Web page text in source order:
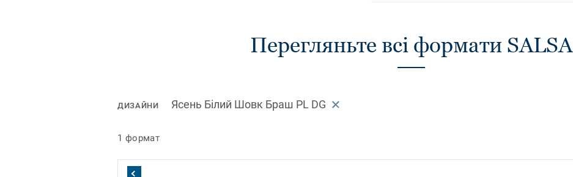
Перегляньте всі формати SALSA
ДИЗАЙНИ Ясень Білий Шовк Браш PL DG
1 формат